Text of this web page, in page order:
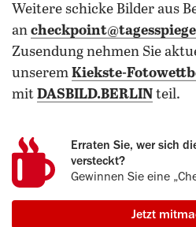
Weitere schicke Bilder aus
an
Zusendung nehmen Sie
unserem Kiekste-
mit DASBILD.BERLIN teil.
Erraten Sie, wer sich
versteckt?
Gewinnen Sie eine
Jetzt